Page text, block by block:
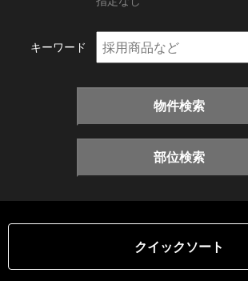
キーワード
物件検索
部位検索
クイックソート